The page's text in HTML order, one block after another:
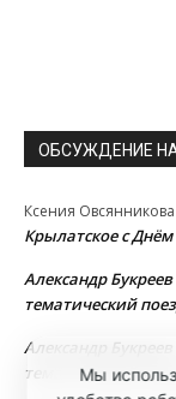
ОБСУЖДЕНИЕ
Ксения Овсянникова
Крылатское с
Александр Букреев
тематический
Александр Букреев
тематический
Мы